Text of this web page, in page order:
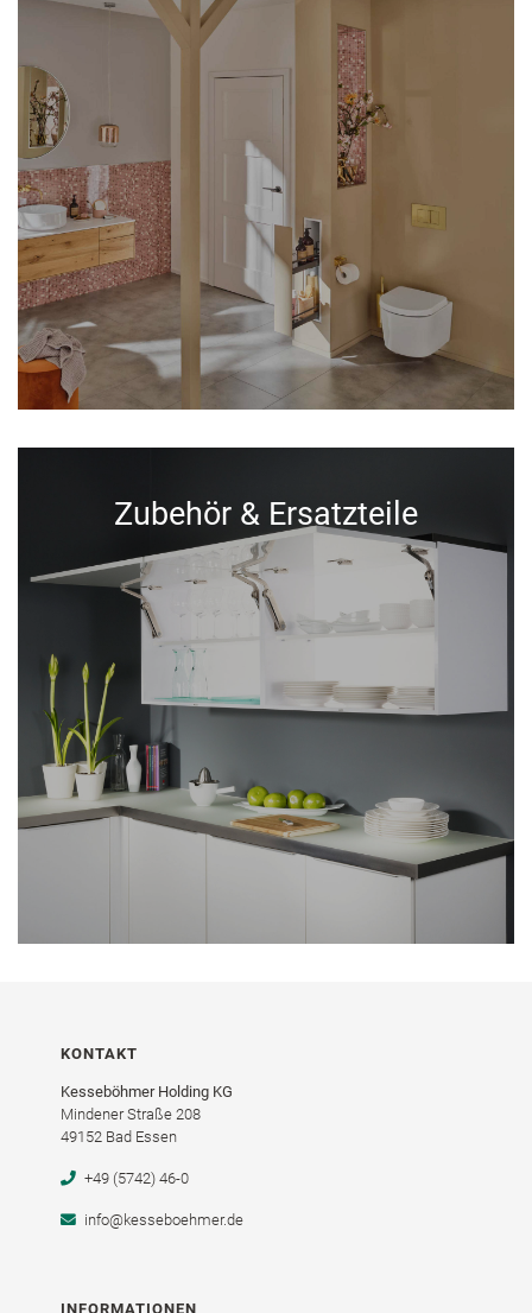
Zubehör & Ersatzteile
KONTAKT
Kesseböhmer Holding KG
Mindener Straße 208
49152 Bad Essen
+49 (5742) 46-0
info@kesseboehmer.de
INFORMATIONEN